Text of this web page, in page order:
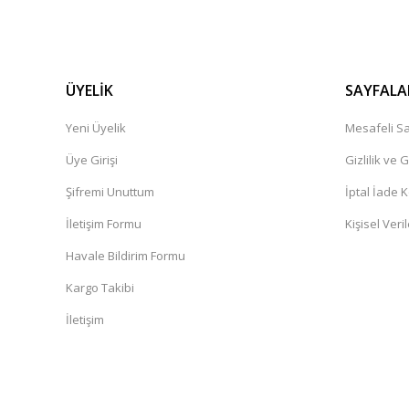
ÜYELİK
Yeni Üyelik
Üye Girişi
Şifremi Unuttum
İletişim Formu
Havale Bildirim Formu
Kargo Takibi
İletişim
Mesafeli
Gizlilik ve
İptal İade
Kişisel